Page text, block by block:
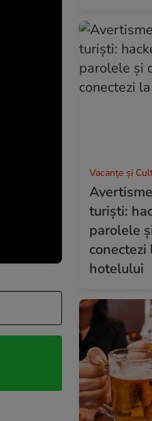
Vacanțe și
turiști:
parolele
hotelului